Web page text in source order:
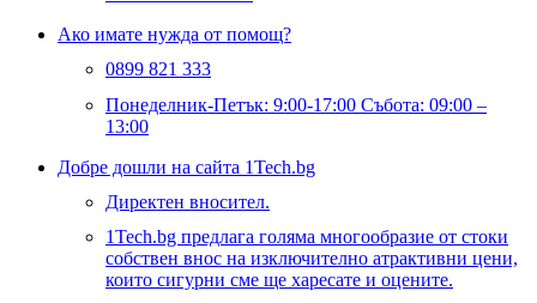
Ако имате нужда от помощ?
0899 821 333
Понеделник-Петък: 9:00-17:00 Събота: 09:00 –
13:00
Добре дошли на сайта 1Tech.bg
Директен вносител.
1Tech.bg предлага голяма многообразие от стоки
собствен внос на изключително атрактивни цени,
които сигурни сме ще харесате и оцените.